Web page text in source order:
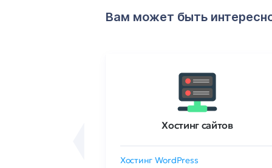
Вам может быть
Хостинг сайтов
Хостинг WordPress